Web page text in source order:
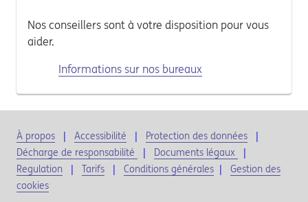
Nos conseillers sont à votre disposition pour vous
aider.
Informations sur nos bureaux
À propos Accessibilité
Protection des données
Décharge de responsabilité
Documents légaux
Regulation
Tarifs Conditions générales | Gestion des
cookies